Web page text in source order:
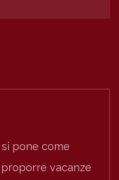
pone come
vacanze